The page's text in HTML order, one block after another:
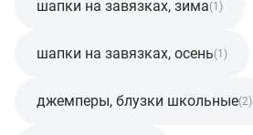
шапки на завязках, зима(1)
шапки на завязках, осень(1)
джемперы, блузки школьные(2)